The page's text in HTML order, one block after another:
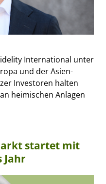
International unter
und der Asien-
Investoren halten
heimischen Anlagen
startet mit
Jahr